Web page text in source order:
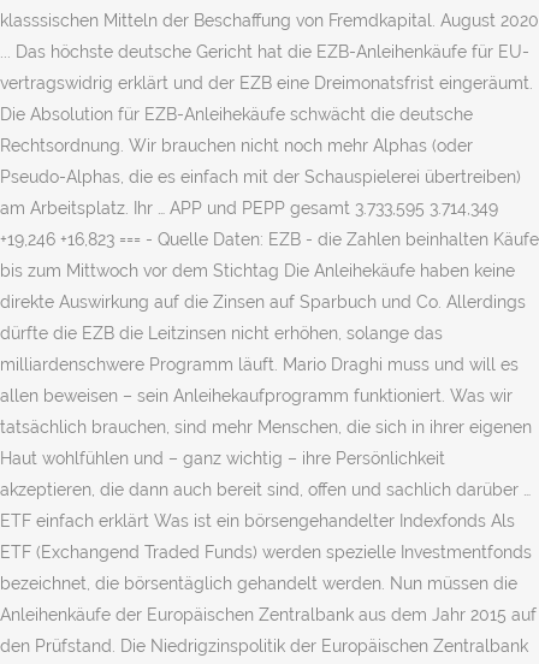
klasssischen Mitteln der Beschaffung von Fremdkapital. August 2020
... Das höchste deutsche Gericht hat die EZB-Anleihenkäufe für EU-
vertragswidrig erklärt und der EZB eine Dreimonatsfrist eingeräumt.
Die Absolution für EZB-Anleihekäufe schwächt die deutsche
Rechtsordnung. Wir brauchen nicht noch mehr Alphas (oder
Pseudo-Alphas, die es einfach mit der Schauspielerei übertreiben)
am Arbeitsplatz. Ihr … APP und PEPP gesamt 3.733,595 3.714,349
+19,246 +16,823 === - Quelle Daten: EZB - die Zahlen beinhalten Käufe
bis zum Mittwoch vor dem Stichtag Die Anleihekäufe haben keine
direkte Auswirkung auf die Zinsen auf Sparbuch und Co. Allerdings
dürfte die EZB die Leitzinsen nicht erhöhen, solange das
milliardenschwere Programm läuft. Mario Draghi muss und will es
allen beweisen – sein Anleihekaufprogramm funktioniert. Was wir
tatsächlich brauchen, sind mehr Menschen, die sich in ihrer eigenen
Haut wohlfühlen und – ganz wichtig – ihre Persönlichkeit
akzeptieren, die dann auch bereit sind, offen und sachlich darüber …
ETF einfach erklärt Was ist ein börsengehandelter Indexfonds Als
ETF (Exchangend Traded Funds) werden spezielle Investmentfonds
bezeichnet, die börsentäglich gehandelt werden. Nun müssen die
Anleihenkäufe der Europäischen Zentralbank aus dem Jahr 2015 auf
den Prüfstand. Die Niedrigzinspolitik der Europäischen Zentralbank